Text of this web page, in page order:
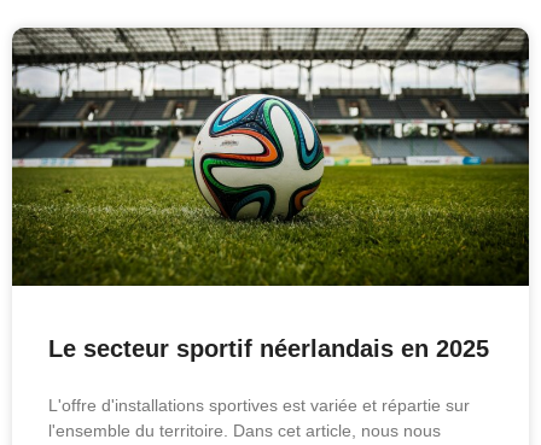
Le secteur sportif néerlandais en 2025
L'offre d'installations sportives est variée et répartie sur
l'ensemble du territoire. Dans cet article, nous nous